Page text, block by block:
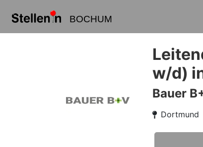
BOCHUM
w/d)
Bauer
Dortmund